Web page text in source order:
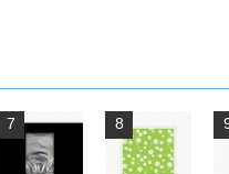
7 8